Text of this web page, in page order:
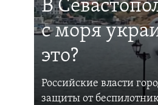
В
с моря
это?
Российские власти
защиты от